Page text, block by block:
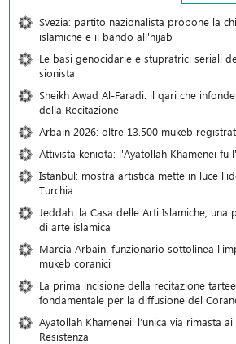
Svezia: partito nazionalista propone la
islamiche e il bando all'hijab
Le basi genocidarie e stupratrici seriali
sionista
Sheikh Awad Al-Faradi: il qari che
della Recitazione'
Arbain 2026: oltre 13.500 mukeb
Attivista keniota: l'Ayatollah Khamenei
Istanbul: mostra artistica mette in luce
Turchia
Jeddah: la Casa delle Arti Islamiche, una
di arte islamica
Marcia Arbain: funzionario sottolinea
mukeb coranici
La prima incisione della recitazione
fondamentale per la diffusione del
Ayatollah Khamenei: l’unica via rimasta
Resistenza